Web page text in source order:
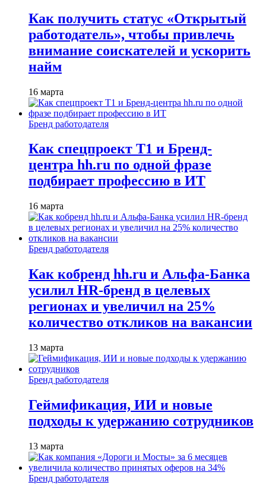
Как получить статус «Открытый
работодатель», чтобы привлечь
внимание соискателей и ускорить
найм
16 марта
Бренд работодателя
Как спецпроект T1 и Бренд-
центра hh.ru по одной фразе
подбирает профессию в ИТ
16 марта
Бренд работодателя
Как кобренд hh.ru и Альфа-Банка
усилил HR-бренд в целевых
регионах и увеличил на 25%
количество откликов на вакансии
13 марта
Бренд работодателя
Геймификация, ИИ и новые
подходы к удержанию сотрудников
13 марта
Бренд работодателя